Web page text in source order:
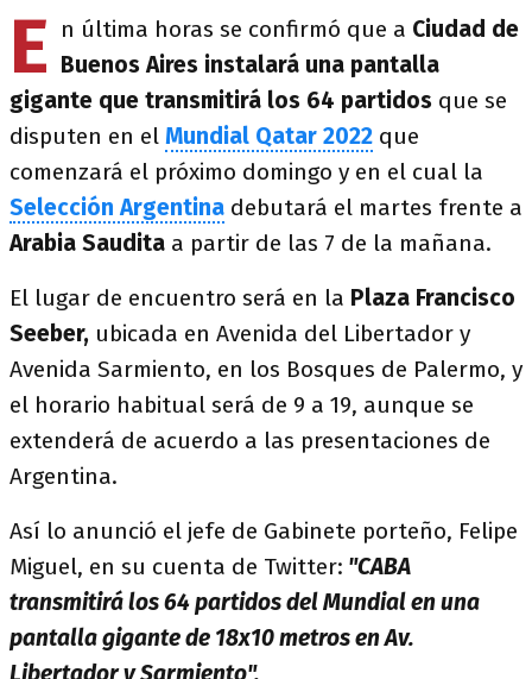
E n última horas se confirmó que a Ciudad de
Buenos Aires instalará una pantalla
gigante que transmitirá los 64 partidos que se
disputen en el Mundial Qatar 2022 que
comenzará el próximo domingo y en el cual la
Selección Argentina debutará el martes frente a
Arabia Saudita a partir de las 7 de la mañana.
El lugar de encuentro será en la Plaza Francisco
Seeber, ubicada en Avenida del Libertador y
Avenida Sarmiento, en los Bosques de Palermo, y
el horario habitual será de 9 a 19, aunque se
extenderá de acuerdo a las presentaciones de
Argentina.
Así lo anunció el jefe de Gabinete porteño, Felipe
Miguel, en su cuenta de Twitter: "CABA
transmitirá los 64 partidos del Mundial en una
pantalla gigante de 18x10 metros en Av.